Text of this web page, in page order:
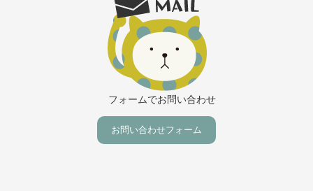
フォームでお問い合わせ
お問い合わせフォーム